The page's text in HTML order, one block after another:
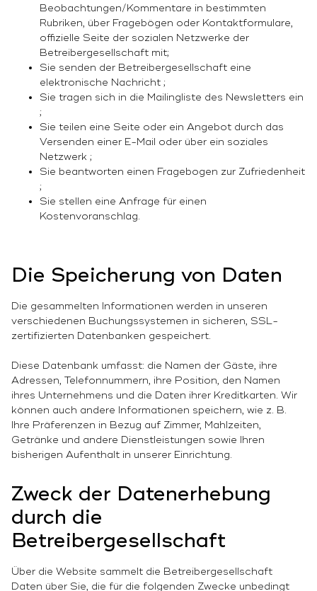
Beobachtungen/Kommentare in bestimmten
Rubriken, über Fragebögen oder Kontaktformulare,
offizielle Seite der sozialen Netzwerke der
Betreibergesellschaft mit;
Sie senden der Betreibergesellschaft eine
elektronische Nachricht ;
Sie tragen sich in die Mailingliste des Newsletters ein
;
Sie teilen eine Seite oder ein Angebot durch das
Versenden einer E-Mail oder über ein soziales
Netzwerk ;
Sie beantworten einen Fragebogen zur Zufriedenheit
;
Sie stellen eine Anfrage für einen
Kostenvoranschlag.
Die Speicherung von Daten
Die gesammelten Informationen werden in unseren
verschiedenen Buchungssystemen in sicheren, SSL-
zertifizierten Datenbanken gespeichert.
Diese Datenbank umfasst: die Namen der Gäste, ihre
Adressen, Telefonnummern, ihre Position, den Namen
ihres Unternehmens und die Daten ihrer Kreditkarten. Wir
können auch andere Informationen speichern, wie z. B.
Ihre Präferenzen in Bezug auf Zimmer, Mahlzeiten,
Getränke und andere Dienstleistungen sowie Ihren
bisherigen Aufenthalt in unserer Einrichtung.
Zweck der Datenerhebung
durch die
Betreibergesellschaft
Über die Website sammelt die Betreibergesellschaft
Daten über Sie, die für die folgenden Zwecke unbedingt